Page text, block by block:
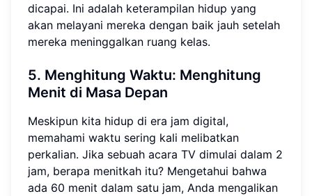
dicapai. Ini adalah keterampilan hidup yang
akan melayani mereka dengan baik jauh setelah
mereka meninggalkan ruang kelas.
5. Menghitung Waktu: Menghitung
Menit di Masa Depan
Meskipun kita hidup di era jam digital,
memahami waktu sering kali melibatkan
perkalian. Jika sebuah acara TV dimulai dalam 2
jam, berapa menitkah itu? Mengetahui bahwa
ada 60 menit dalam satu jam, Anda mengalikan